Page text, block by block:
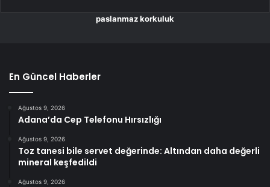
paslanmaz korkuluk
En Güncel Haberler
Ağustos 9, 2026
Adana’da Cep Telefonu Hırsızlığı
Ağustos 9, 2026
Toz tanesi bile servet değerinde: Altından daha değerli
mineral keşfedildi
Ağustos 9, 2026